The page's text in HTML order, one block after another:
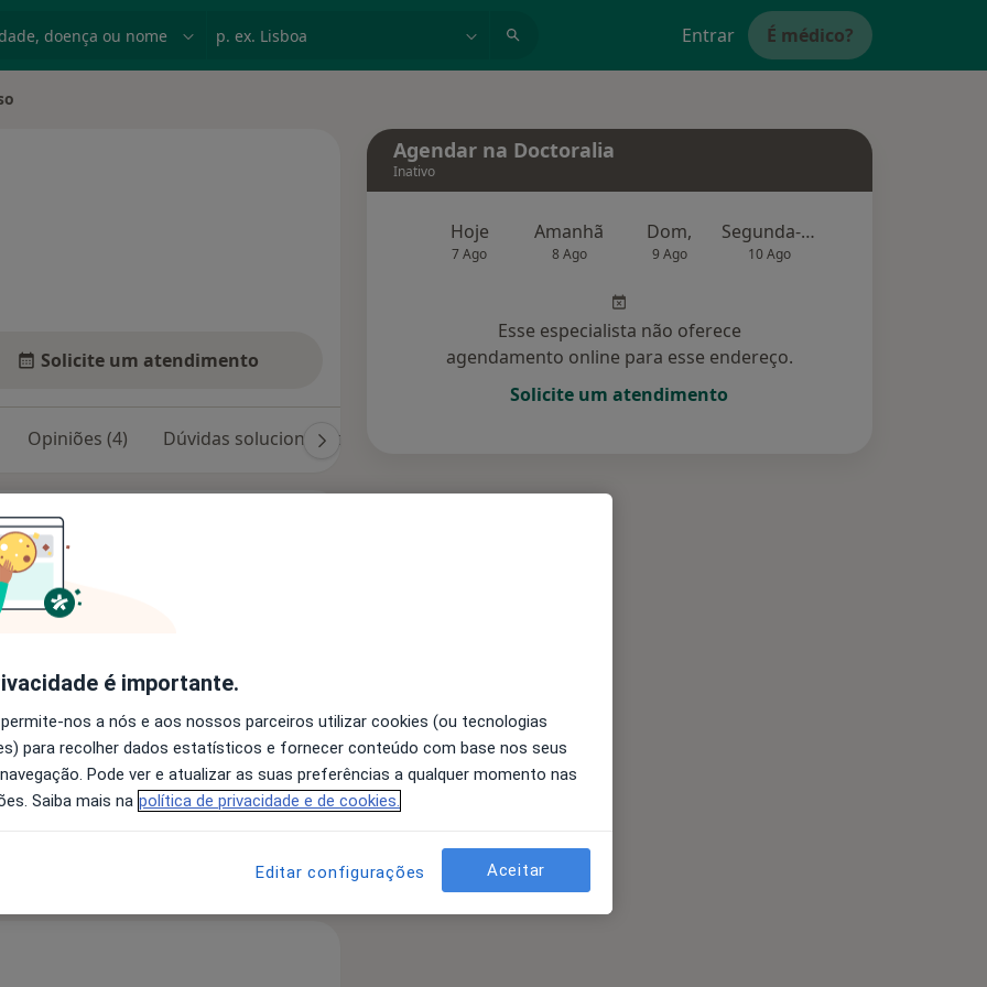
Entrar É médico?
Solicite um atendimento
Opiniões (4) Dúvidas solucionadas (1)
da Memória
Obesidade
+7a11y_sr_more_diseases
Agendar na Doctoralia
Inativo
Hoje
7 Ago
Amanhã
8 Ago
Dom,
9 Ago
Segunda-feira
10 Ago
Esse especialista não oferece
agendamento online para esse endereço.
Solicite um atendimento
é importante.
nos a nós e aos nossos parceiros utilizar cookies (ou tecnologias
para recolher dados estatísticos e fornecer conteúdo com base nos seus
Pode ver e atualizar as suas preferências a qualquer momento nas
Saiba mais na política de privacidade e de cookies.
Editar configurações Aceitar